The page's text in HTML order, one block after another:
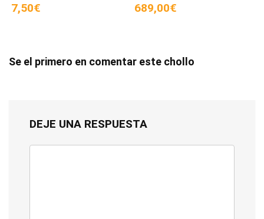
7,50€ 689,00€
Se el primero en comentar este chollo
DEJE UNA RESPUESTA